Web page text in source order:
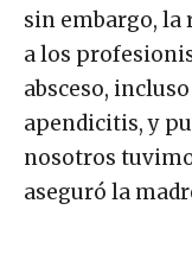
sin embargo, la
a los
absceso,
apendicitis, y
nosotros
aseguró la